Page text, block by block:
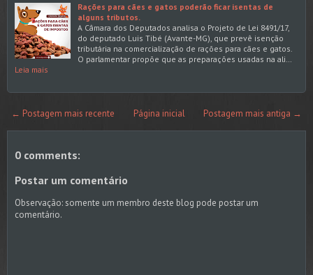
Rações para cães e gatos poderão ficar isentas de
alguns tributos.
A Câmara dos Deputados analisa o Projeto de Lei 8491/17,
do deputado Luis Tibé (Avante-MG), que prevê isenção
tributária na comercialização de rações para cães e gatos.
O parlamentar propõe que as preparações usadas na ali…
Leia mais
← Postagem mais recente Postagem mais antiga →
Página inicial
0 comments:
Postar um comentário
Observação: somente um membro deste blog pode postar um
comentário.